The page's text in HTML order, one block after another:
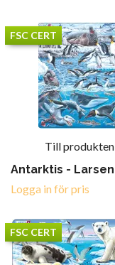
FSC CERT
Till produkten
Antarktis - Larsen
Logga in för pris
FSC CERT